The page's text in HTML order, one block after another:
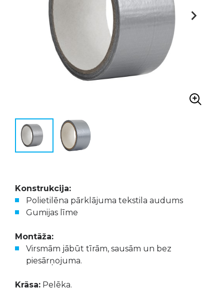
Konstrukcija:
Polietilēna pārklājuma tekstila audums
Gumijas līme
Montāža:
Virsmām jābūt tīrām, sausām un bez
piesārņojuma.
Krāsa: Pelēka.